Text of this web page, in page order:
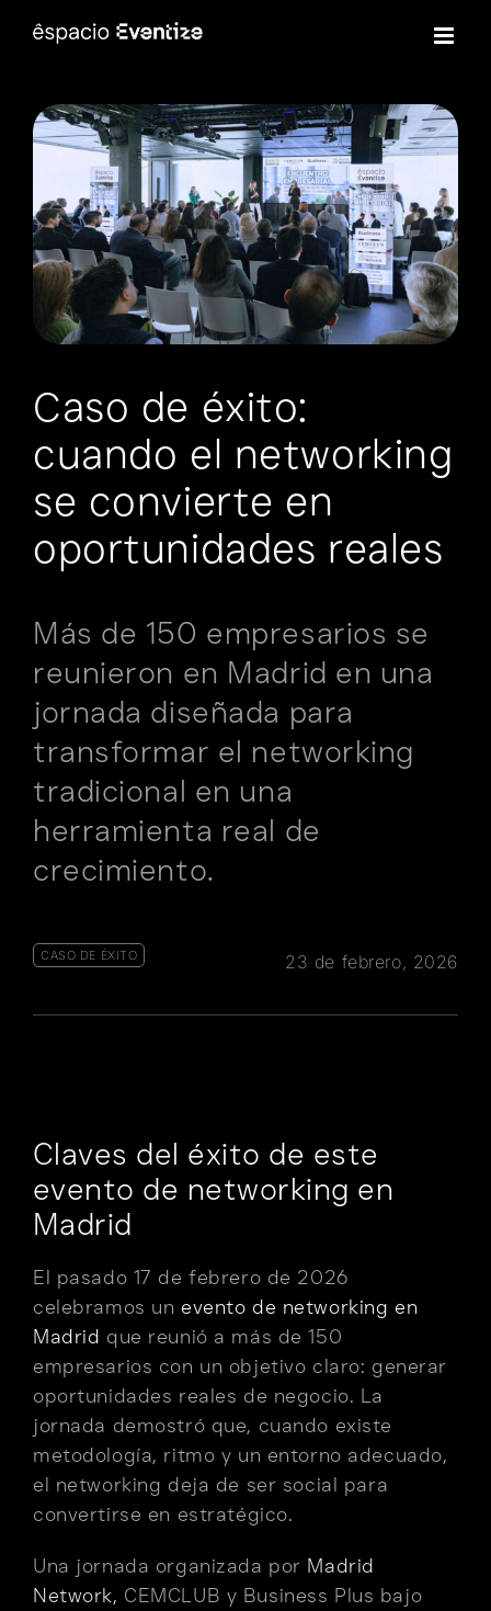
Skip
content
Caso de éxito:
cuando el networking
se convierte en
oportunidades reales
Más de 150 empresarios se
reunieron en Madrid en una
jornada diseñada para
transformar el networking
tradicional en una
herramienta real de
crecimiento.
CASO DE ÉXITO 23 de febrero, 2026
Claves del éxito de este
evento de networking en
Madrid
El pasado 17 de febrero de 2026
celebramos un evento de networking en
Madrid que reunió a más de 150
empresarios con un objetivo claro: generar
oportunidades reales de negocio. La
jornada demostró que, cuando existe
metodología, ritmo y un entorno adecuado,
el networking deja de ser social para
convertirse en estratégico.
Una jornada organizada por Madrid
Network, CEMCLUB y Business Plus bajo